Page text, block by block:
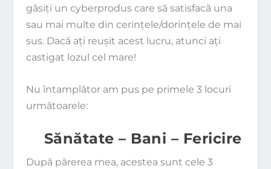
găsiţi un cyberprodus care să satisfacă una
sau mai multe din cerinţele/dorinţele de mai
sus. Dacă aţi reuşit acest lucru, atunci aţi
castigat lozul cel mare!
Nu întamplător am pus pe primele 3 locuri
următoarele:
Sănătate – Bani – Fericire
După părerea mea, acestea sunt cele 3